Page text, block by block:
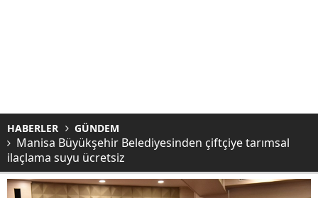
HABERLER GÜNDEM
Manisa Büyükşehir Belediyesinden çiftçiye tarımsal
ilaçlama suyu ücretsiz